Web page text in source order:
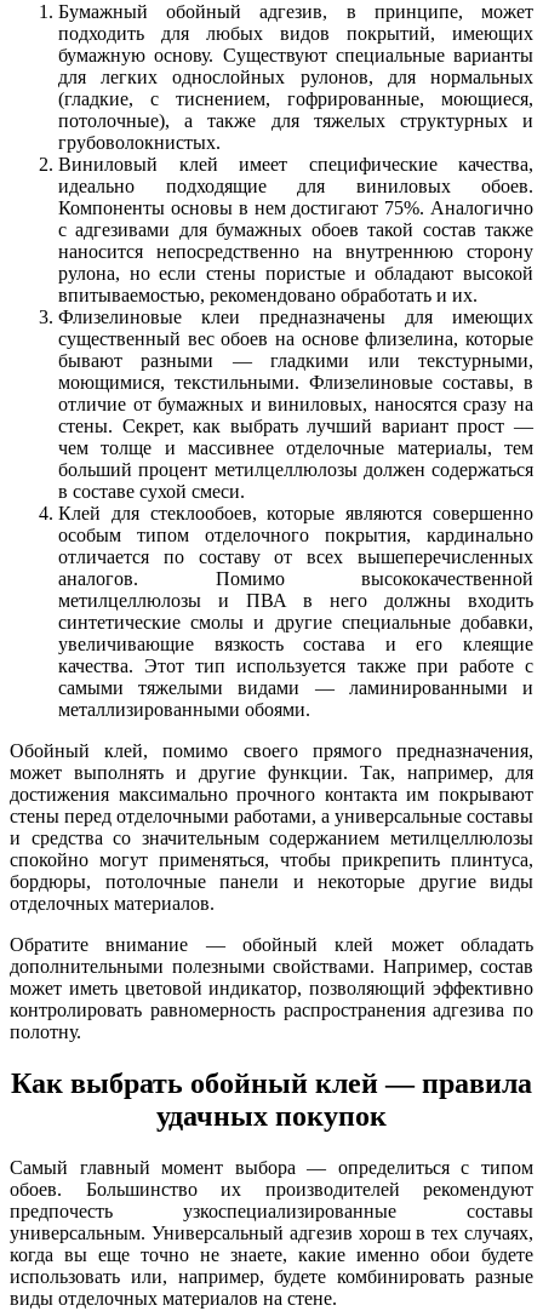
Бумажный обойный адгезив, в принципе, может
подходить для любых видов покрытий, имеющих
бумажную основу. Существуют специальные варианты
для легких однослойных рулонов, для нормальных
(гладкие, с тиснением, гофрированные, моющиеся,
потолочные), а также для тяжелых структурных и
грубоволокнистых.
Виниловый клей имеет специфические качества,
идеально подходящие для виниловых обоев.
Компоненты основы в нем достигают 75%. Аналогично
с адгезивами для бумажных обоев такой состав также
наносится непосредственно на внутреннюю сторону
рулона, но если стены пористые и обладают высокой
впитываемостью, рекомендовано обработать и их.
Флизелиновые клеи предназначены для имеющих
существенный вес обоев на основе флизелина, которые
бывают разными — гладкими или текстурными,
моющимися, текстильными. Флизелиновые составы, в
отличие от бумажных и виниловых, наносятся сразу на
стены. Секрет, как выбрать лучший вариант прост —
чем толще и массивнее отделочные материалы, тем
больший процент метилцеллюлозы должен содержаться
в составе сухой смеси.
Клей для стеклообоев, которые являются совершенно
особым типом отделочного покрытия, кардинально
отличается по составу от всех вышеперечисленных
аналогов. Помимо высококачественной
метилцеллюлозы и ПВА в него должны входить
синтетические смолы и другие специальные добавки,
увеличивающие вязкость состава и его клеящие
качества. Этот тип используется также при работе с
самыми тяжелыми видами — ламинированными и
металлизированными обоями.
Обойный клей, помимо своего прямого предназначения,
может выполнять и другие функции. Так, например, для
достижения максимально прочного контакта им покрывают
стены перед отделочными работами, а универсальные составы
и средства со значительным содержанием метилцеллюлозы
спокойно могут применяться, чтобы прикрепить плинтуса,
бордюры, потолочные панели и некоторые другие виды
отделочных материалов.
Обратите внимание — обойный клей может обладать
дополнительными полезными свойствами. Например, состав
может иметь цветовой индикатор, позволяющий эффективно
контролировать равномерность распространения адгезива по
полотну.
Как выбрать обойный клей — правила
удачных покупок
Самый главный момент выбора — определиться с типом
обоев. Большинство их производителей рекомендуют
предпочесть узкоспециализированные составы
универсальным. Универсальный адгезив хорош в тех случаях,
когда вы еще точно не знаете, какие именно обои будете
использовать или, например, будете комбинировать разные
виды отделочных материалов на стене.